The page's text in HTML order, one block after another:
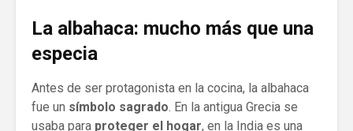
La albahaca: mucho más que una
especia
Antes de ser protagonista en la cocina, la albahaca
fue un símbolo sagrado. En la antigua Grecia se
usaba para proteger el hogar, en la India es una